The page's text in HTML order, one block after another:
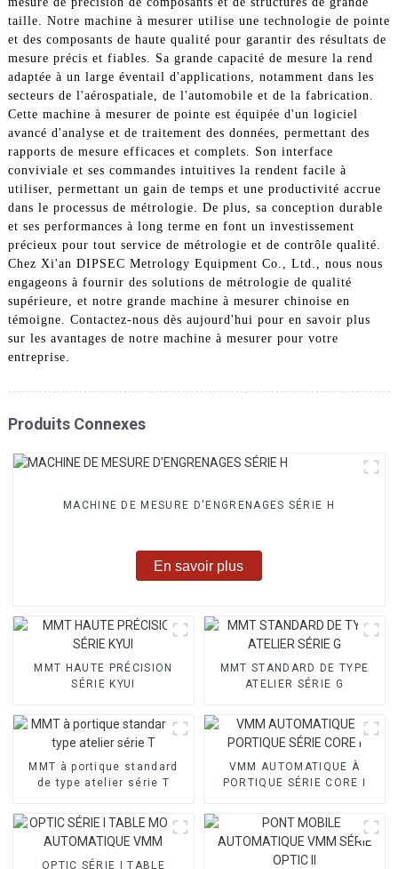
taille. Notre machine à mesurer utilise une technologie de pointe
et des composants de haute qualité pour garantir des résultats de
mesure précis et fiables. Sa grande capacité de mesure la rend
adaptée à un large éventail d'applications, notamment dans les
secteurs de l'aérospatiale, de l'automobile et de la fabrication.
Cette machine à mesurer de pointe est équipée d'un logiciel
avancé d'analyse et de traitement des données, permettant des
rapports de mesure efficaces et complets. Son interface
conviviale et ses commandes intuitives la rendent facile à
utiliser, permettant un gain de temps et une productivité accrue
dans le processus de métrologie. De plus, sa conception durable
et ses performances à long terme en font un investissement
précieux pour tout service de métrologie et de contrôle qualité.
Chez Xi'an DIPSEC Metrology Equipment Co., Ltd., nous nous
engageons à fournir des solutions de métrologie de qualité
supérieure, et notre grande machine à mesurer chinoise en
témoigne. Contactez-nous dès aujourd'hui pour en savoir plus
sur les avantages de notre machine à mesurer pour votre
entreprise.
Produits Connexes
MACHINE DE MESURE D'ENGRENAGES SÉRIE H
En savoir plus
MMT HAUTE PRÉCISION
SÉRIE KYUI
MMT STANDARD DE TYPE
ATELIER SÉRIE G
MMT à portique standard
de type atelier série T
VMM AUTOMATIQUE À
PORTIQUE SÉRIE CORE I
OPTIC SÉRIE I TABLE